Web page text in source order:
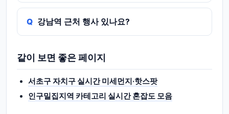
강남역 근처 행사 있나요?
같이 보면 좋은 페이지
서초구 자치구 실시간 미세먼지·핫스팟
인구밀집지역 카테고리 실시간 혼잡도 모음